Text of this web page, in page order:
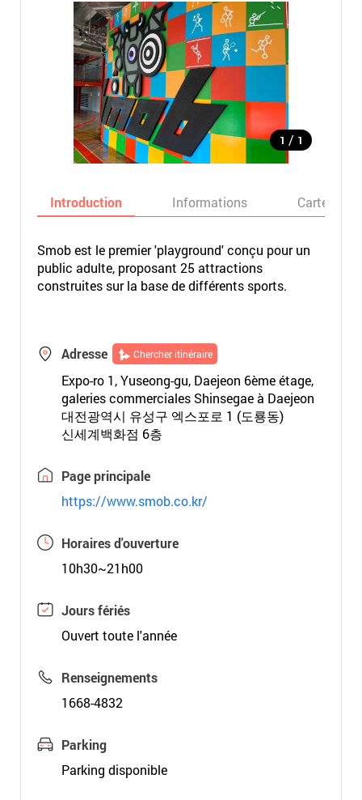
1 / 1
Introduction Informations Carte
Smob est le premier 'playground' conçu pour un
public adulte, proposant 25 attractions
construites sur la base de différents sports.
Adresse Chercher itinéraire
Expo-ro 1, Yuseong-gu, Daejeon 6ème étage,
galeries commerciales Shinsegae à Daejeon
대전광역시 유성구 엑스포로 1 (도룡동)
신세계백화점 6층
Page principale
https://www.smob.co.kr/
Horaires d'ouverture
10h30~21h00
Jours fériés
Ouvert toute l'année
Renseignements
1668-4832
Parking
Parking disponible